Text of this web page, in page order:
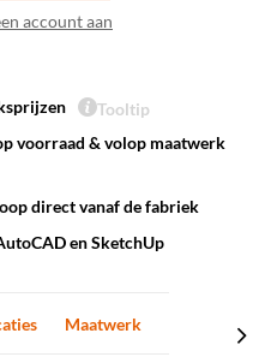
account aan
Tooltip
voorraad & volop maatwerk
direct vanaf de fabriek
en SketchUp
Maatwerk